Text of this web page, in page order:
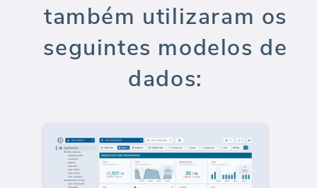
também utilizaram os
seguintes modelos de
dados: